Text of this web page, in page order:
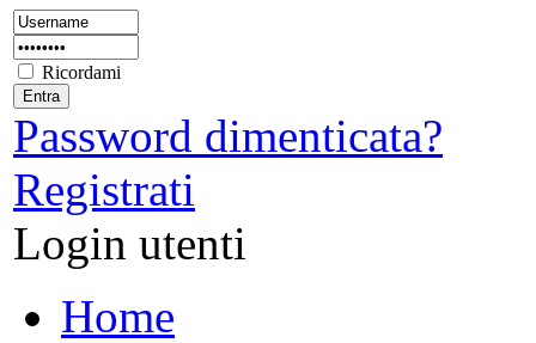
Ricordami
Password dimenticata?
Registrati
Login utenti
Home